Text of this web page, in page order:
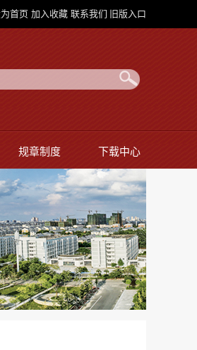
首页 加入收藏 联系我们 旧版入口
规章制度 下载中心